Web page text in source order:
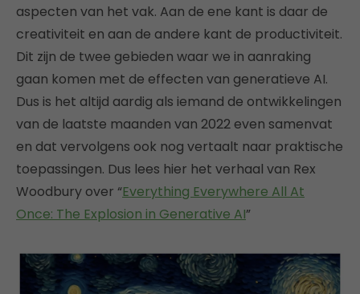
aspecten van het vak. Aan de ene kant is daar de
creativiteit en aan de andere kant de productiviteit.
Dit zijn de twee gebieden waar we in aanraking
gaan komen met de effecten van generatieve AI.
Dus is het altijd aardig als iemand de ontwikkelingen
van de laatste maanden van 2022 even samenvat
en dat vervolgens ook nog vertaalt naar praktische
toepassingen. Dus lees hier het verhaal van Rex
Woodbury over “Everything Everywhere All At
Once: The Explosion in Generative AI”